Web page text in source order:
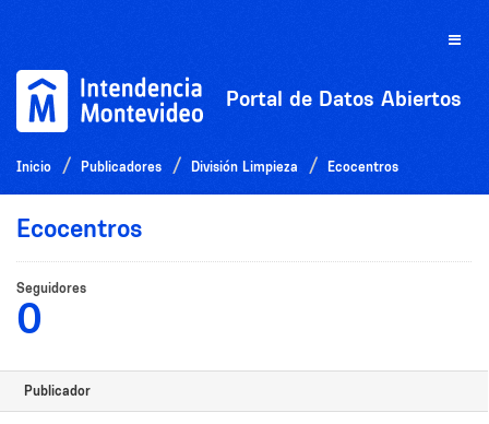
Toggle
Portal de Datos Abiertos
Inicio Publicadores División Limpieza Ecocentros
Ecocentros
Seguidores
0
Publicador